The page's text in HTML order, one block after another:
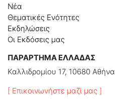
Νέα
Θεματικές Ενότητες
Εκδηλώσεις
Οι Εκδόσεις μας
ΠΑΡΑΡΤΗΜΑ ΕΛΛΑΔΑΣ
Καλλιδρομίου 17, 10680 Αθήνα
[ Επικοινωνήστε μαζί μας ]